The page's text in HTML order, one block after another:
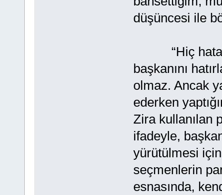
düşüncesi ile
“Hiç hata
başkanını
olmaz. Ancak
ederken
Zira kullanılan
ifadeyle,
yürütülmesi
seçmenlerin
esnasında,